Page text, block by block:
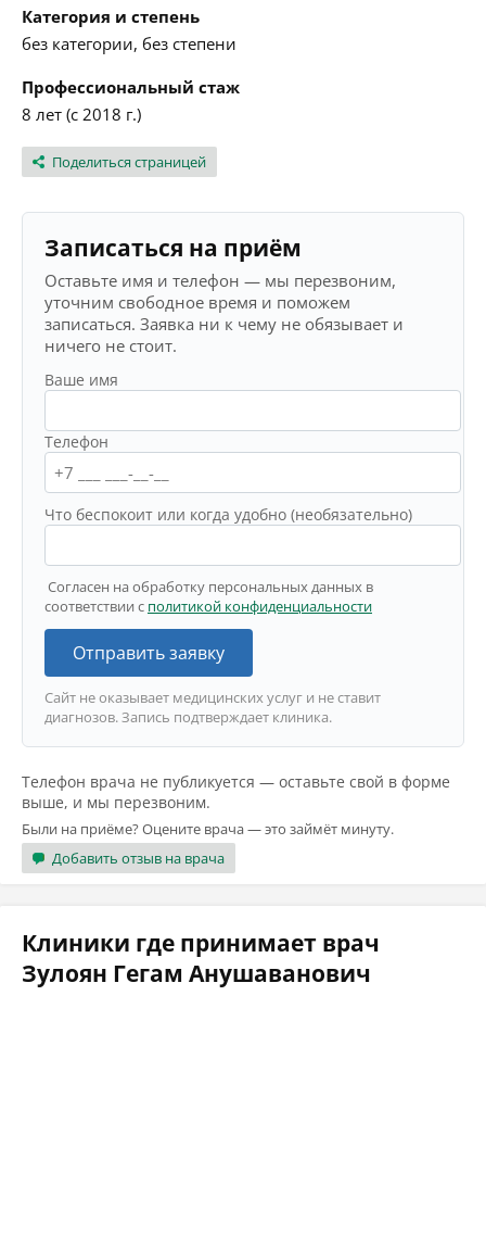
Категория и степень
без категории, без степени
Профессиональный стаж
8 лет (с 2018 г.)
Поделиться страницей
Записаться на приём
Оставьте имя и телефон — мы перезвоним,
уточним свободное время и поможем
записаться. Заявка ни к чему не обязывает и
ничего не стоит.
Ваше имя
Телефон
Что беспокоит или когда удобно (необязательно)
Согласен на обработку персональных данных в
соответствии с политикой конфиденциальности
Отправить заявку
Сайт не оказывает медицинских услуг и не ставит
диагнозов. Запись подтверждает клиника.
Телефон врача не публикуется — оставьте свой в форме
выше, и мы перезвоним.
Были на приёме? Оцените врача — это займёт минуту.
Добавить отзыв на врача
Клиники где принимает врач
Зулоян Гегам Анушаванович